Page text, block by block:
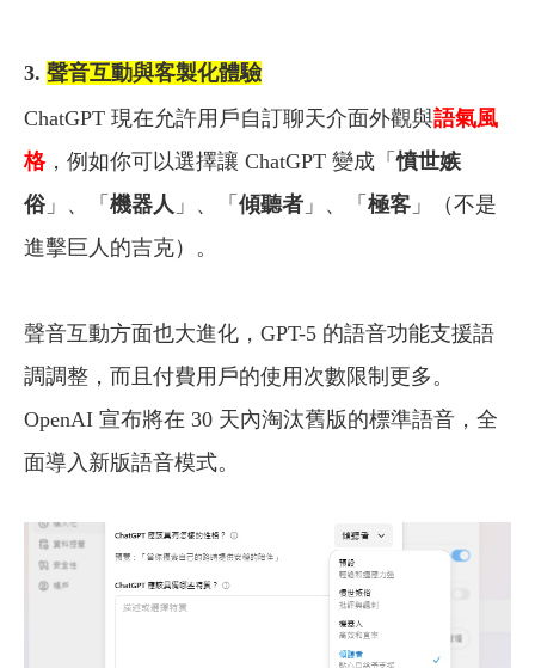
3. 聲音互動與客製化體驗
ChatGPT 現在允許用戶自訂聊天介面外觀與語氣風
格，例如你可以選擇讓 ChatGPT 變成「憤世嫉
俗」、「 機器人 」、「 傾聽者 」、「 極客 」（不是
進擊巨人的吉克）。
聲音互動方面也大進化，GPT-5 的語音功能支援語
調調整，而且付費用戶的使用次數限制更多。
OpenAI 宣布將在 30 天內淘汰舊版的標準語音，全
面導入新版語音模式。